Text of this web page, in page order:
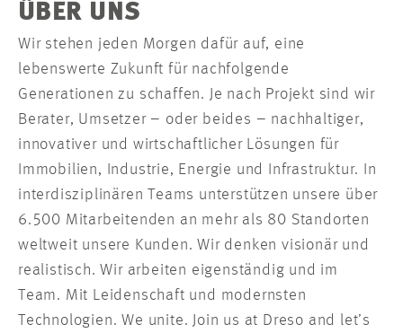
ÜBER UNS
Wir stehen jeden Morgen dafür auf, eine
lebenswerte Zukunft für nachfolgende
Generationen zu schaffen. Je nach Projekt sind wir
Berater, Umsetzer – oder beides – nachhaltiger,
innovativer und wirtschaftlicher Lösungen für
Immobilien, Industrie, Energie und Infrastruktur. In
interdisziplinären Teams unterstützen unsere über
6.500 Mitarbeitenden an mehr als 80 Standorten
weltweit unsere Kunden. Wir denken visionär und
realistisch. Wir arbeiten eigenständig und im
Team. Mit Leidenschaft und modernsten
Technologien. We unite. Join us at Dreso and let’s